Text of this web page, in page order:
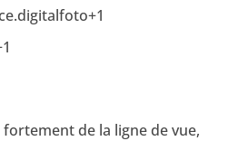
de la ligne de vue,